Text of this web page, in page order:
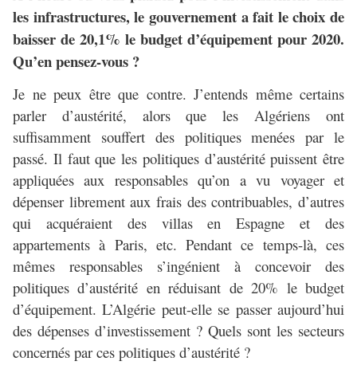
les infrastructures, le gouvernement a fait le choix de
baisser de 20,1% le budget d’équipement pour 2020.
Qu’en pensez-vous ?
Je ne peux être que contre. J’entends même certains
parler d’austérité, alors que les Algériens ont
suffisamment souffert des politiques menées par le
passé. Il faut que les politiques d’austérité puissent être
appliquées aux responsables qu’on a vu voyager et
dépenser librement aux frais des contribuables, d’autres
qui acquéraient des villas en Espagne et des
appartements à Paris, etc. Pendant ce temps-là, ces
mêmes responsables s’ingénient à concevoir des
politiques d’austérité en réduisant de 20% le budget
d’équipement. L’Algérie peut-elle se passer aujourd’hui
des dépenses d’investissement ? Quels sont les secteurs
concernés par ces politiques d’austérité ?